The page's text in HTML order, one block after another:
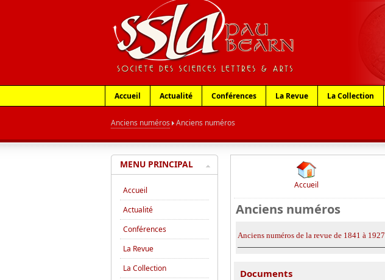
Accueil Actualité Conférences La Revue La Collection
Anciens numéros Anciens numéros
Accueil
Anciens numéros
Anciens numéros de la revue de 1841 à 1927
Documents
MENU PRINCIPAL
Accueil
Actualité
Conférences
La Revue
La Collection